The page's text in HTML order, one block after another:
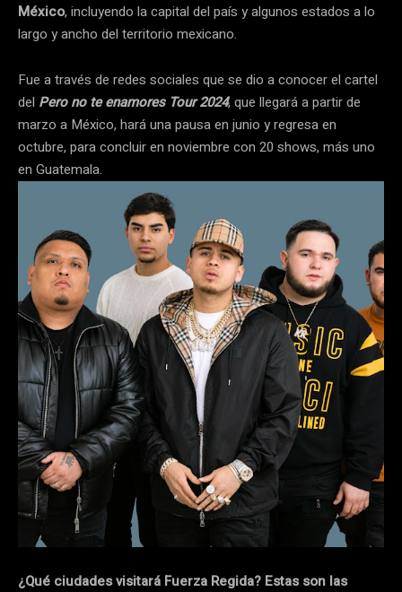
México, incluyendo la capital del país y algunos estados a lo
largo y ancho del territorio mexicano.
Fue a través de redes sociales que se dio a conocer el cartel
del Pero no te enamores Tour 2024, que llegará a partir de
marzo a México, hará una pausa en junio y regresa en
octubre, para concluir en noviembre con 20 shows, más uno
en Guatemala.
¿Qué ciudades visitará Fuerza Regida? Estas son las